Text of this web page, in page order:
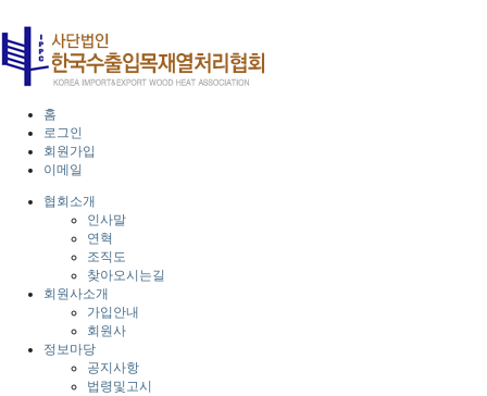
홈
로그인
회원가입
이메일
협회소개
인사말
연혁
조직도
찾아오시는길
회원사소개
가입안내
회원사
정보마당
공지사항
법령및고시